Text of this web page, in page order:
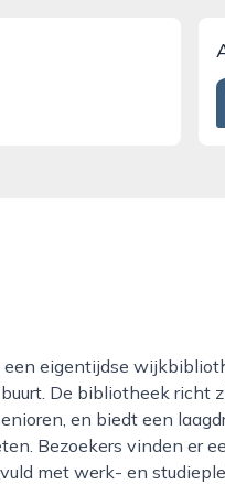
De bibliotheek richt
en biedt een
Bezoekers vinden er
met werk- en